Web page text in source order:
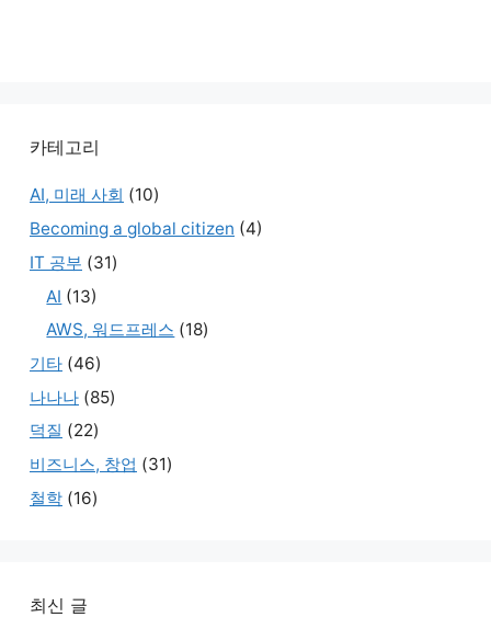
카테고리
AI, 미래 사회 (10)
Becoming a global citizen (4)
IT 공부 (31)
AI (13)
AWS, 워드프레스 (18)
기타 (46)
나나나 (85)
덕질 (22)
비즈니스, 창업 (31)
철학 (16)
최신 글